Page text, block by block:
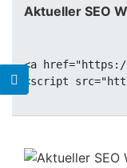
Aktueller SEO
<a